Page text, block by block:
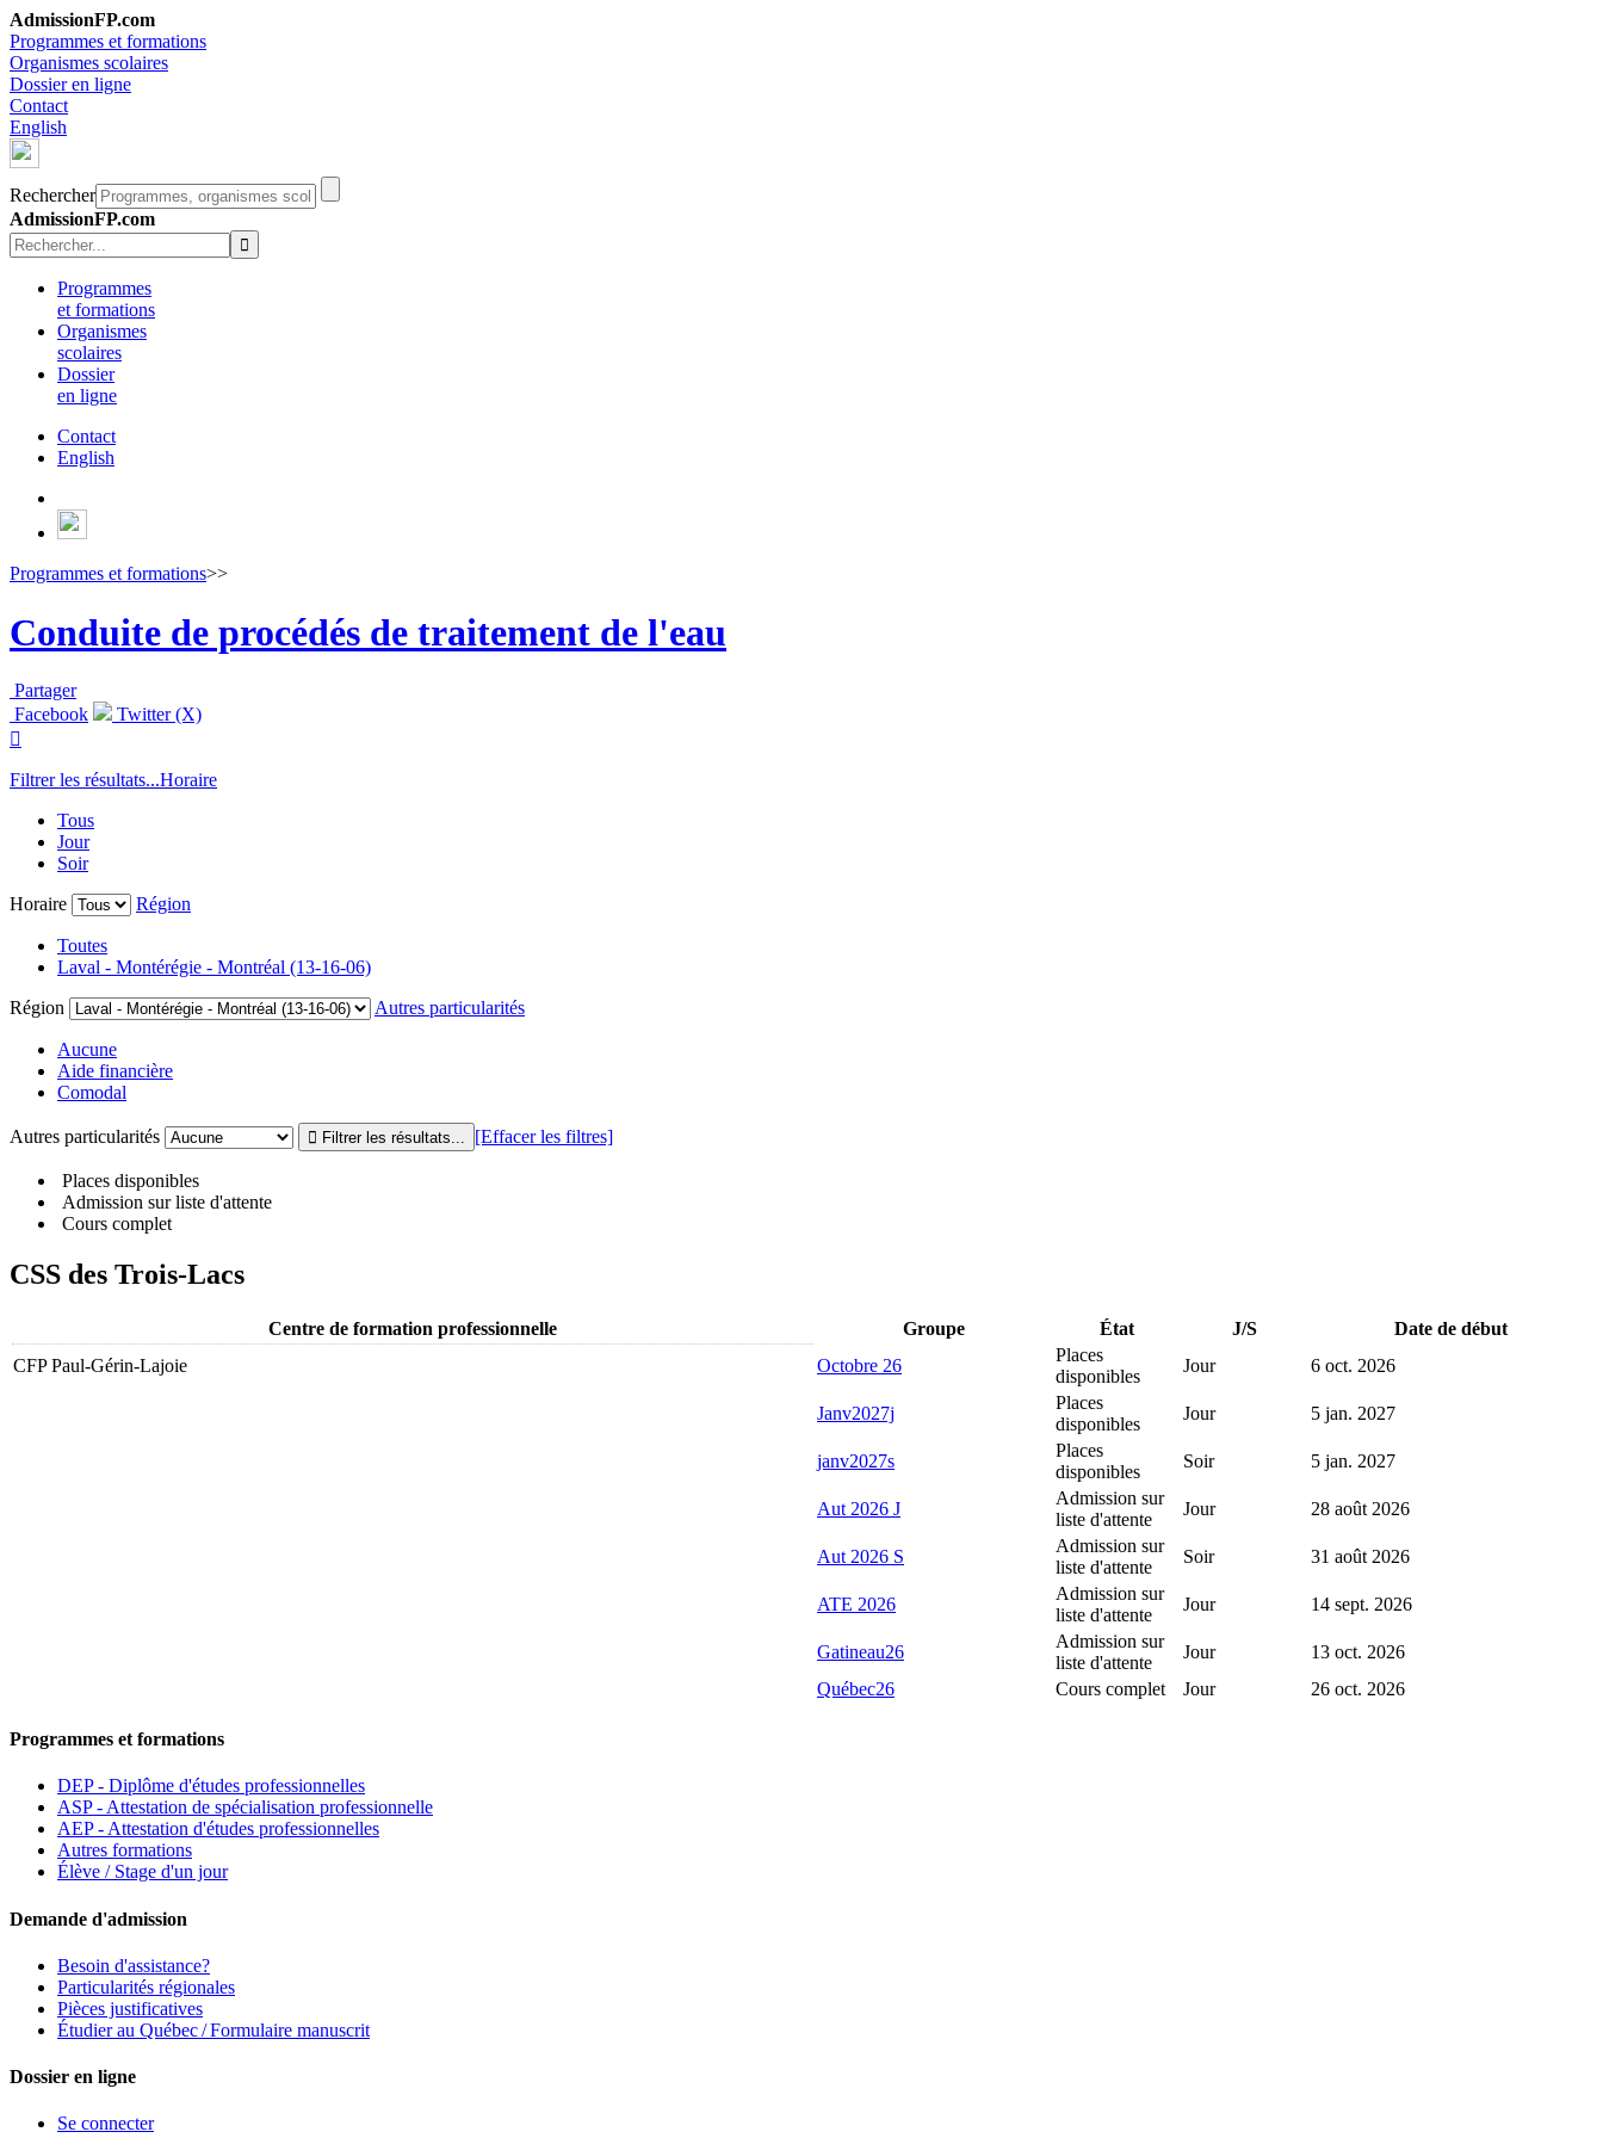
AdmissionFP.com
Programmes et formations
Organismes scolaires
Dossier en ligne
Contact
English
Rechercher
AdmissionFP.com
Programmes
et formations
Organismes
scolaires
Dossier
en ligne
Contact
English
Programmes et formations>>
Conduite de procédés de traitement de l'eau
Partager
Facebook
Twitter (X)

Filtrer les résultats...Horaire
Tous
Jour
Soir
Horaire
Région
Toutes
Laval - Montérégie - Montréal (13-16-06)
Région
Autres particularités
Aucune
Aide financière
Comodal
Autres particularités [Effacer les filtres]
Places disponibles
Admission sur liste d'attente
Cours complet
CSS des Trois-Lacs
Centre de formation professionnelle Groupe État J/S
Date de début
CFP Paul-Gérin-Lajoie
Octobre 26
Places
disponibles
Jour 6 oct. 2026
Janv2027j
Places
disponibles
Jour 5 jan. 2027
janv2027s
Places
disponibles
Soir 5 jan. 2027
Aut 2026 J
Admission sur
liste d'attente
Jour 28 août 2026
Aut 2026 S
Admission sur
liste d'attente
Soir 31 août 2026
ATE 2026
Admission sur
liste d'attente
Jour 14 sept. 2026
Gatineau26
Admission sur
liste d'attente
Jour
13 oct. 2026
Québec26
Cours complet Jour 26 oct. 2026
Programmes et formations
DEP - Diplôme d'études professionnelles
ASP - Attestation de spécialisation professionnelle
AEP - Attestation d'études professionnelles
Autres formations
Élève / Stage d'un jour
Demande d'admission
Besoin d'assistance?
Particularités régionales
Pièces justificatives
Étudier au Québec / Formulaire manuscrit
Dossier en ligne
Se connecter